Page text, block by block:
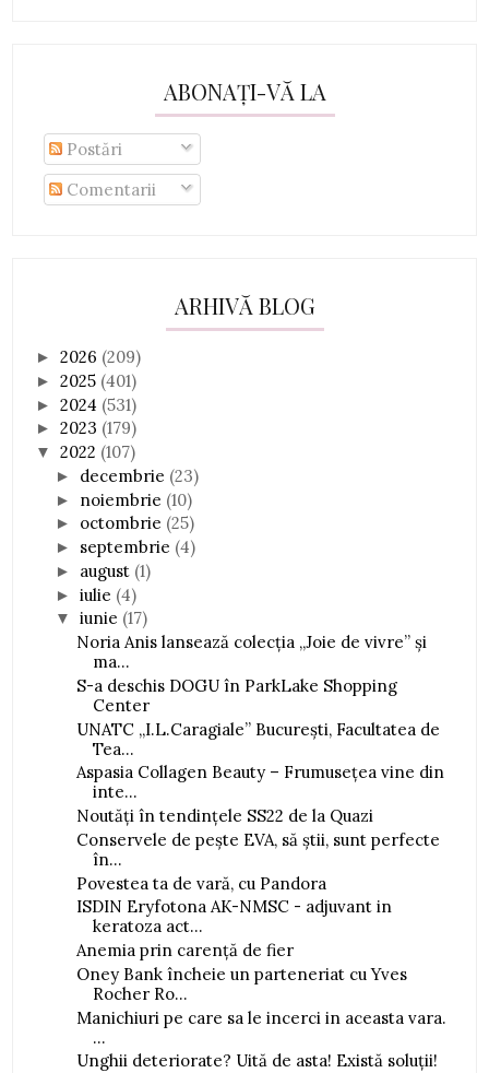
ABONAȚI-VĂ LA
Postări
Comentarii
ARHIVĂ BLOG
►2026 (209)
►2025 (401)
►2024 (531)
►2023 (179)
▼2022 (107)
► decembrie (23)
► noiembrie (10)
► octombrie (25)
► septembrie (4)
► august (1)
►iulie (4)
▼iunie (17)
Noria Anis lansează colecţia „Joie de vivre” şi
ma...
S-a deschis DOGU în ParkLake Shopping
Center
UNATC „I.L.Caragiale” București, Facultatea de
Tea...
Aspasia Collagen Beauty – Frumusețea vine din
inte...
Noutăți în tendințele SS22 de la Quazi
Conservele de pește EVA, să știi, sunt perfecte
în...
Povestea ta de vară, cu Pandora
ISDIN Eryfotona AK-NMSC - adjuvant in
keratoza act...
Anemia prin carență de fier
Oney Bank încheie un parteneriat cu Yves
Rocher Ro...
Manichiuri pe care sa le incerci in aceasta vara.
...
Unghii deteriorate? Uită de asta! Există soluții!